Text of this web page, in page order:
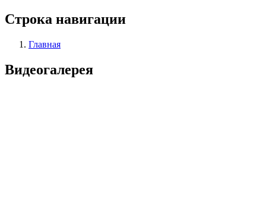
Строка навигации
Главная
Видеогалерея